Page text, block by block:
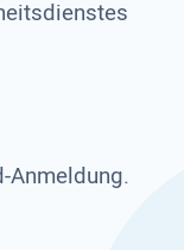
Anmeldung.